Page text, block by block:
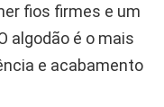
fios firmes e um
algodão é o mais
e acabamento